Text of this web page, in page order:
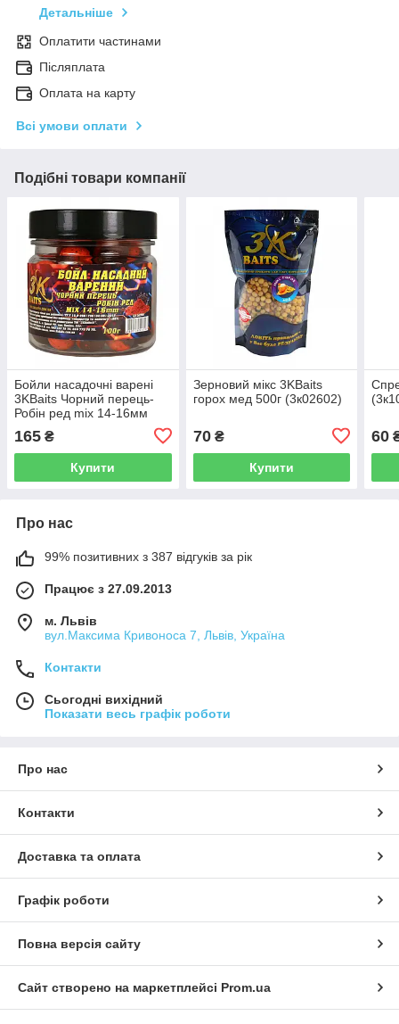
Детальніше
Оплатити частинами
Післяплата
Оплата на карту
Всі умови оплати
Подібні товари компанії
Бойли насадочні варені
3KBaits Чорний перець-
Робін ред mix 14-16мм
165 ₴
Купити
Зерновий мікс 3KBaits
горох мед 500г (3к02602)
70₴
Купити
60
Про нас
99% позитивних з 387 відгуків за рік
Працює з 27.09.2013
м. Львів
вул.Максима Кривоноса 7, Львів, Україна
Контакти
Сьогодні вихідний
Показати весь графік роботи
Про нас
Контакти
Доставка та оплата
Графік роботи
Повна версія сайту
Сайт створено на маркетплейсі Prom.ua